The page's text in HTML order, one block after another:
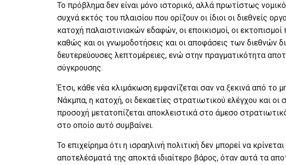
Το πρόβλημα δεν είναι μόνο ιστορικό, αλλά πρωτίστως
συχνά εκτός του πλαισίου που ορίζουν οι ίδιοι οι διεθνείς
κατοχή παλαιστινιακών εδαφών, οι εποικισμοί, οι
καθώς και οι γνωμοδοτήσεις και οι αποφάσεις των διεθνών
δευτερεύουσες λεπτομέρειες, ενώ στην πραγματικότητα
σύγκρουσης.
Έτσι, κάθε νέα κλιμάκωση εμφανίζεται σαν να ξεκινά από το
Νάκμπα, η κατοχή, οι δεκαετίες στρατιωτικού ελέγχου και οι
προσοχή μετατοπίζεται αποκλειστικά στο άμεσο
στο οποίο αυτό συμβαίνει.
Το επιχείρημα ότι η ισραηλινή πολιτική δεν μπορεί να
αποτελέσματά της αποκτά ιδιαίτερο βάρος, όταν αυτά τα